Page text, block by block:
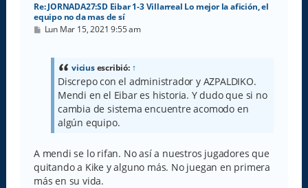
Re: JORNADA27:SD Eibar 1-3 Villarreal Lo mejor la afición, el
equipo no da mas de sí
M
Lun Mar 15, 2021 9:55 am
viciusescribió: ↑
Discrepo con el administrador y AZPALDIKO.
Mendi en el Eibar es historia. Y dudo que si no
cambia de sistema encuentre acomodo en
algún equipo.
A mendi se lo rifan. No así a nuestros jugadores que
quitando a Kike y alguno más. No juegan en primera
más en su vida.